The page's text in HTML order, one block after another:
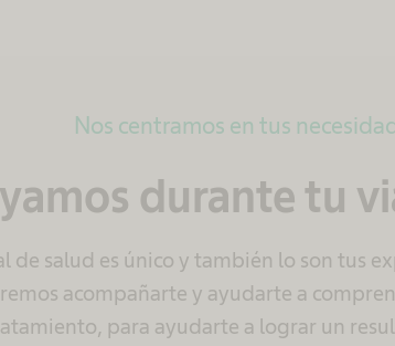
Nos centramos en tus
durante tu
de salud es único y también lo son tus
acompañarte y ayudarte a
para ayudarte a lograr un